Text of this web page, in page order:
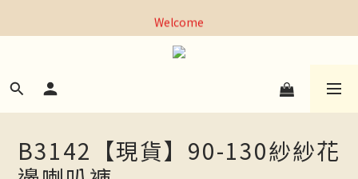
全館，滿1000元超商取貨免運｜滿3000元宅配免運
Welcome
全館，滿1000元超商取貨免運｜滿3000元宅配免運
B3142【現貨】90-130紗紗花